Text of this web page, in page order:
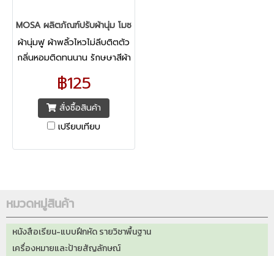
MOSA ผลิตภัณฑ์ปรับผ้านุ่ม โมซา กลิ่นไวโอเล็ต บลอสซั่ม
ผ้านุ่มฟู ผ้าพลิ้วไหวไม่ลีบติตตัว
กลิ่นหอมติดทนนาน รักษษาสีผ้า
ให้คงความสดใส
฿125
สั่งซื้อสินค้า
เปรียบเทียบ
หมวดหมู่สินค้า
หนังสือเรียน-แบบฝึกหัด รายวิชาพื้นฐาน
เครื่องหมายและป้ายสัญลักษณ์